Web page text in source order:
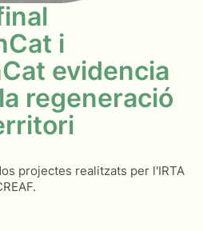
i
evidencia
regeneració
projectes realitzats per l'IRTA